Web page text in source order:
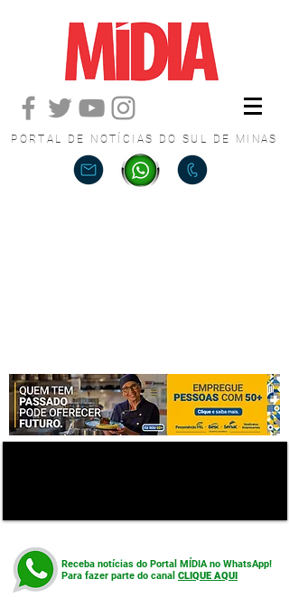
PORTAL DE NOTÍCIAS DO SUL DE MINAS
Receba notícias do Portal MÍDIA no WhatsApp!
Para fazer parte do canal CLIQUE AQUI